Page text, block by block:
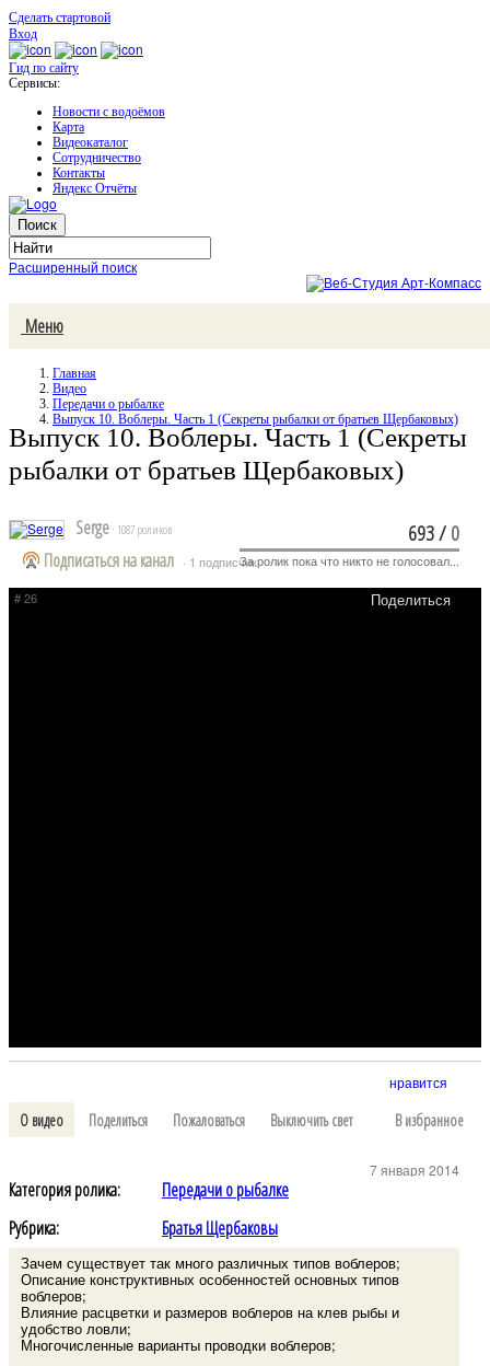
Сделать стартовой
Вход
Гид по сайту
Сервисы:
Новости с водоёмов
Карта
Видеокаталог
Сотрудничество
Контакты
Яндекс Отчёты
Расширенный поиск
Меню
Главная
Видео
Передачи о рыбалке
Выпуск 10. Воблеры. Часть 1 (Секреты рыбалки от братьев Щербаковых)
Выпуск 10. Воблеры. Часть 1 (Секреты
рыбалки от братьев Щербаковых)
Serge · 1087 роликов
Подписаться на канал · 1 подписчик
# 26 Поделиться
693/0
За ролик пока что никто не голосовал...
нравится
О видео Поделиться Пожаловаться Выключить свет В избранное
Категория ролика:
Передачи о рыбалке
Рубрика:
Братья Щербаковы
Зачем существует так много различных типов воблеров;
Описание конструктивных особенностей основных типов
воблеров;
Влияние расцветки и размеров воблеров на клев рыбы и
удобство ловли;
Многочисленные варианты проводки воблеров;
7 января 2014